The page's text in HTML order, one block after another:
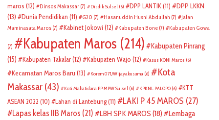
maros (12) Dinsos Makassar (7) Disdik Sulsel (6) DPP LANTIK(11)
DPP LKKN
(13)
Dunia Pendidikan (11) G20 (7) Hasanuddin Husni Abdullah (7)
Jalan
Maminasata Maros (7) Kabinet Jokowi (12) Kabupaten Bone (7) Kabupaten Gowa
(7) Kabupaten Maros (214)
Kabupaten Pinrang
(15)
Kabupaten Takalar(12) Kabupaten Wajo (12) Kasus KONI Maros (6)
Kecamatan Maros Baru (13) Korem 071/Wijayakusuma (6)
Kota
Makassar (43) Koti Mahatidana PP MPW Sulsel (6) KPKNL PALOPO (6)
KTT
ASEAN 2022 (10) Lahan di Lantebung(11) LAKI P 45 MAROS (27)
Lapas kelas IIB Maros (21) LBH SPK MAROS (18)
Lembaga